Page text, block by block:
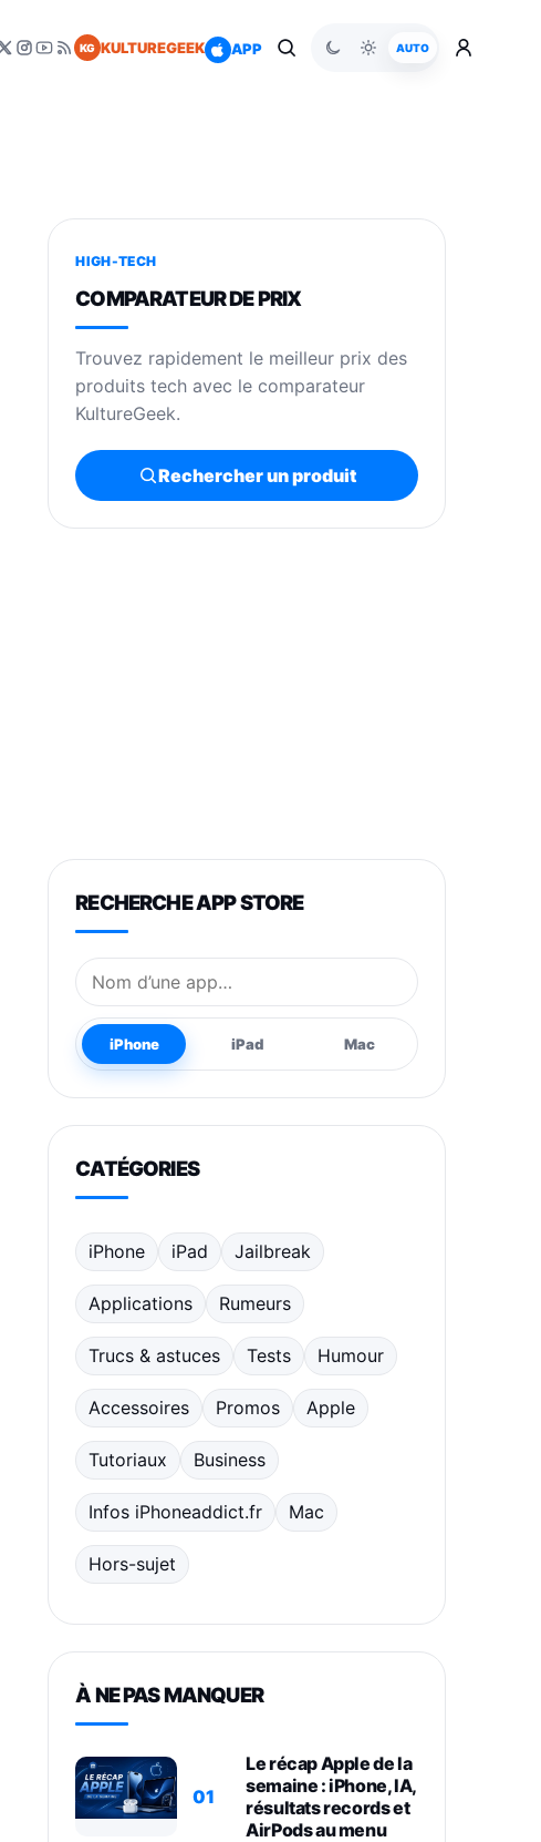
KG KULTUREGEEK APP AUTO
HIGH-TECH
COMPARATEUR DE PRIX
Trouvez rapidement le meilleur prix des
produits tech avec le comparateur
KultureGeek.
Rechercher un produit
RECHERCHE APP STORE
Nom de l’application
iPhone iPad Mac
CATÉGORIES
iPhone iPad Jailbreak
Applications Rumeurs
Trucs & astuces Tests Humour
Accessoires Promos Apple
Tutoriaux Business
Infos iPhoneaddict.fr Mac
Hors-sujet
À NE PAS MANQUER
01
Le récap Apple de la
semaine : iPhone, IA,
résultats records et
AirPods au menu